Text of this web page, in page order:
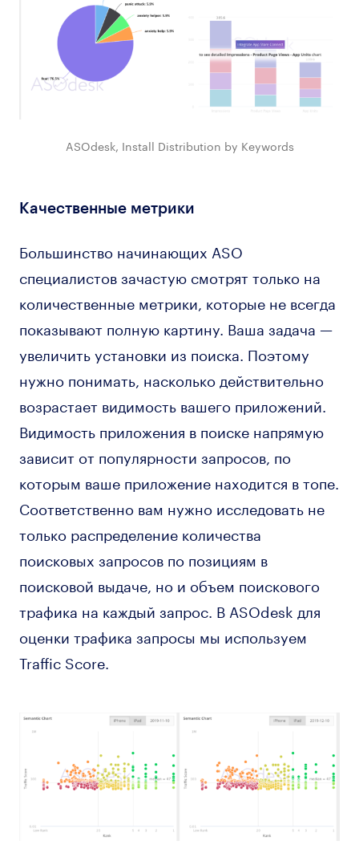
ASOdesk, Install Distribution by Keywords
Качественные метрики
Большинство начинающих ASO
специалистов зачастую смотрят только на
количественные метрики, которые не всегда
показывают полную картину. Ваша задача —
увеличить установки из поиска. Поэтому
нужно понимать, насколько действительно
возрастает видимость вашего приложений.
Видимость приложения в поиске напрямую
зависит от популярности запросов, по
которым ваше приложение находится в топе.
Соответственно вам нужно исследовать не
только распределение количества
поисковых запросов по позициям в
поисковой выдаче, но и объем поискового
трафика на каждый запрос. В ASOdesk для
оценки трафика запросы мы используем
Traffic Score.